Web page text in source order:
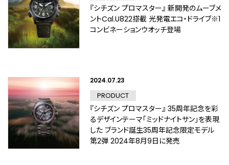
『シチズン プロマスター』 新開発のムーブメ
ントCal.U822搭載 光発電エコ・ドライブ※1
コンビネーションウオッチ登場
2024.07.23
PRODUCT
『シチズン プロマスター』 35周年記念を彩
るデザインテーマ「ミッドナイトサン」を表現
した ブランド誕生35周年記念限定モデル
第2弾 2024年8月9日に発売